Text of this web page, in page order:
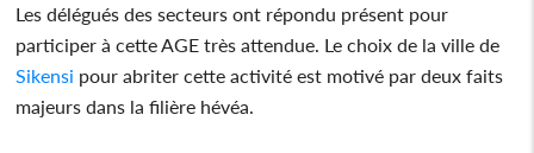
Les délégués des secteurs ont répondu présent pour
participer à cette AGE très attendue. Le choix de la ville de
Sikensi pour abriter cette activité est motivé par deux faits
majeurs dans la filière hévéa.